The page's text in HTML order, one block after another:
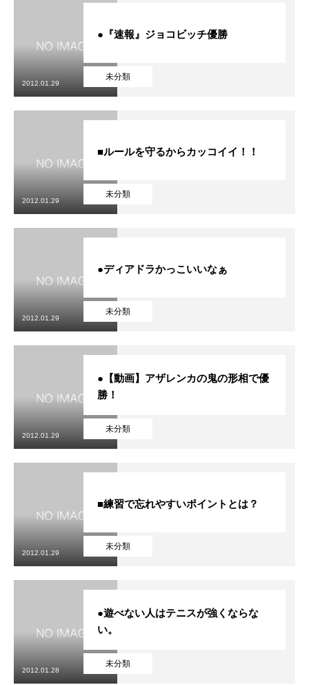
未分類
●『速報』ジョコビッチ優勝
2012.01.29
未分類
■ルールを守るからカッコイイ！！
2012.01.29
未分類
●ディアドラかっこいいなぁ
2012.01.29
未分類
●【動画】アザレンカの鬼の形相で優
勝！
2012.01.29
未分類
■練習で忘れやすいポイントとは？
2012.01.29
未分類
●遊べない人はテニスが強くならな
い。
2012.01.28